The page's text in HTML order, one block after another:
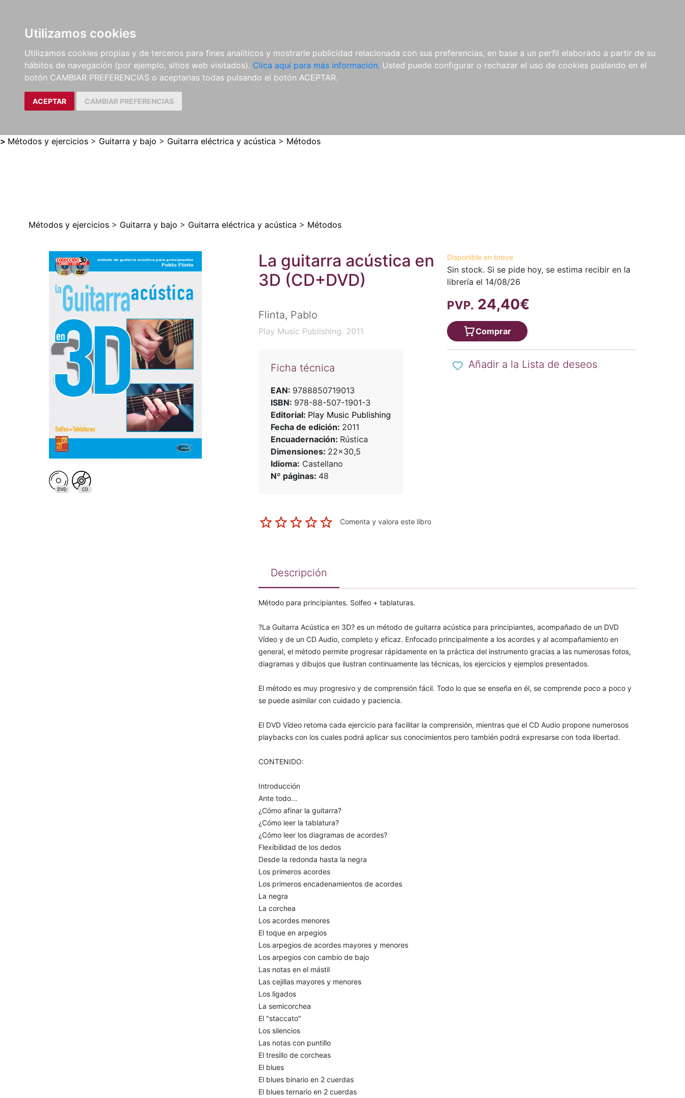
Utilizamos cookies
Utilizamos cookies propias y de terceros para fines analíticos y mostrarle publicidad relacionada con sus preferencias, en base a un perfil elaborado a partir de su
hábitos de navegación (por ejemplo, sitios web visitados). Clica aquí para más información. Usted puede configurar o rechazar el uso de cookies puslando en el
botón CAMBIAR PREFERENCIAS o aceptarlas todas pulsando el botón ACEPTAR.
ACEPTAR CAMBIAR PREFERENCIAS
LIBROS
MÉTODOS Y
EJERCICIOS
PARTITURAS Y EDICIONES
CRÍTICAS
REVISTAS
CDS Y
DVDS
MATERIAL
COMPLEMENTARIO
NOVEDADES NOTICIAS
COMPRAS
INSTITUCIONALES
> Métodos y ejercicios > Guitarra y bajo > Guitarra eléctrica y acústica > Métodos
Métodos y ejercicios > Guitarra y bajo > Guitarra eléctrica y acústica > Métodos
La guitarra acústica en
3D (CD+DVD)
Flinta, Pablo
Play Music Publishing. 2011
Ficha técnica
EAN: 9788850719013
ISBN: 978-88-507-1901-3
Editorial: Play Music Publishing
Fecha de edición: 2011
Encuadernación: Rústica
Dimensiones: 22x30,5
Idioma: Castellano
Nº páginas: 48
Comenta y valora este libro
Disponible en breve
Sin stock. Si se pide hoy, se estima recibir en la
librería el 14/08/26
PVP. 24,40€
Comprar
Añadir a la Lista de deseos
Descripción
Método para principiantes. Solfeo + tablaturas.
?La Guitarra Acústica en 3D? es un método de guitarra acústica para principiantes, acompañado de un DVD
Vídeo y de un CD Audio, completo y eficaz. Enfocado principalmente a los acordes y al acompañamiento en
general, el método permite progresar rápidamente en la práctica del instrumento gracias a las numerosas fotos,
diagramas y dibujos que ilustran continuamente las técnicas, los ejercicios y ejemplos presentados.
El método es muy progresivo y de comprensión fácil. Todo lo que se enseña en él, se comprende poco a poco y
se puede asimilar con cuidado y paciencia.
El DVD Vídeo retoma cada ejercicio para facilitar la comprensión, mientras que el CD Audio propone numerosos
playbacks con los cuales podrá aplicar sus conocimientos pero también podrá expresarse con toda libertad.
CONTENIDO:
Introducción
Ante todo...
¿Cómo afinar la guitarra?
¿Cómo leer la tablatura?
¿Cómo leer los diagramas de acordes?
Flexibilidad de los dedos
Desde la redonda hasta la negra
Los primeros acordes
Los primeros encadenamientos de acordes
La negra
La corchea
Los acordes menores
El toque en arpegios
Los arpegios de acordes mayores y menores
Los arpegios con cambio de bajo
Las notas en el mástil
Las cejillas mayores y menores
Los ligados
La semicorchea
El "staccato"
Los silencios
Las notas con puntillo
El tresillo de corcheas
El blues
El blues binario en 2 cuerdas
El blues ternario en 2 cuerdas